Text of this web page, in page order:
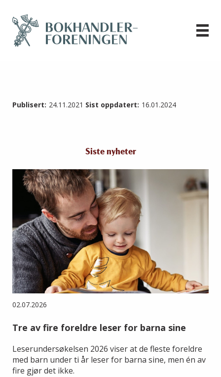
Publisert: 24.11.2021 Sist oppdatert: 16.01.2024
Siste nyheter
02.07.2026
Tre av fire foreldre leser for barna sine
Leserundersøkelsen 2026 viser at de fleste foreldre
med barn under ti år leser for barna sine, men én av
fire gjør det ikke.